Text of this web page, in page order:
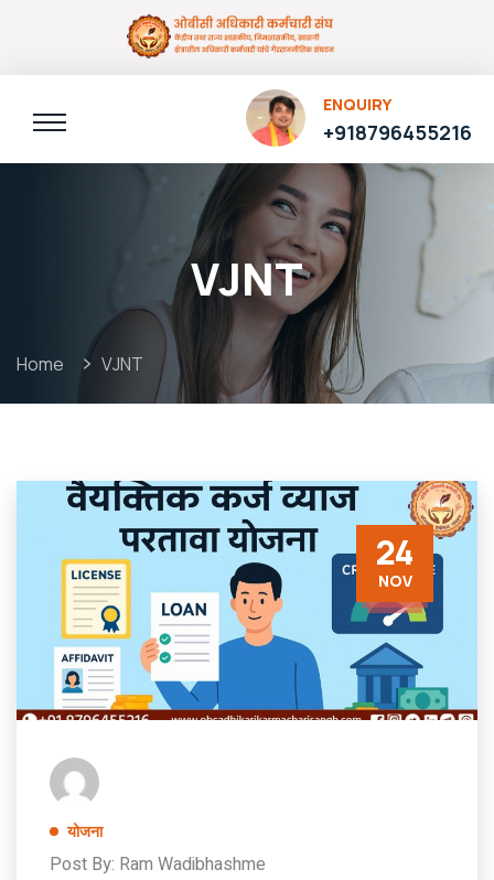
ENQUIRY
+918796455216
VJNT
Home VJNT
24
NOV
योजना
Post By: Ram Wadibhashme